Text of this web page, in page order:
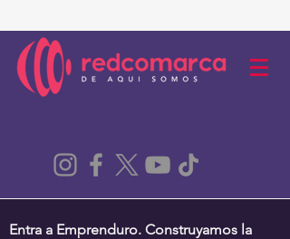
Entra a Emprenduro. Construyamos la